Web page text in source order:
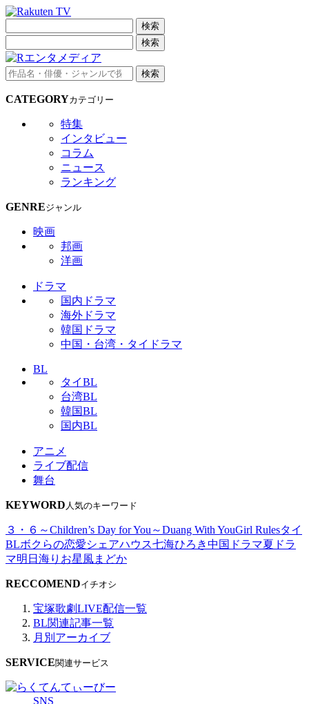
検索
検索
検索
CATEGORYカテゴリー
特集
インタビュー
コラム
ニュース
ランキング
GENREジャンル
映画
邦画
洋画
ドラマ
国内ドラマ
海外ドラマ
韓国ドラマ
中国・台湾・タイドラマ
BL
タイBL
台湾BL
韓国BL
国内BL
アニメ
ライブ配信
舞台
KEYWORD 人気のキーワード
３・６～Children’s Day for You～Duang With YouGirl Rulesタイ
BLボクらの恋愛シェアハウス七海ひろき中国ドラマ夏ドラ
マ明日海りお星風まどか
RECCOMENDイチオシ
宝塚歌劇LIVE配信一覧
BL関連記事一覧
月別アーカイブ
SERVICE関連サービス
SNS